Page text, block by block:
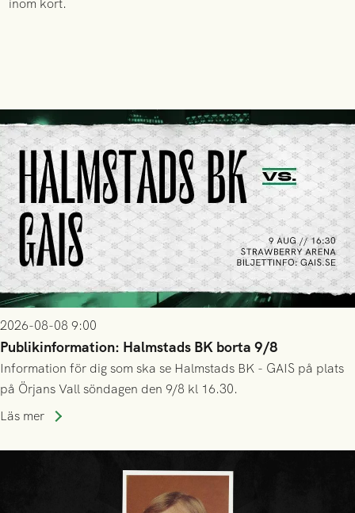
inom kort.
2026-08-08 9:00
Publikinformation: Halmstads BK borta 9/8
Information för dig som ska se Halmstads BK - GAIS på plats
på Örjans Vall söndagen den 9/8 kl 16.30.
Läs mer